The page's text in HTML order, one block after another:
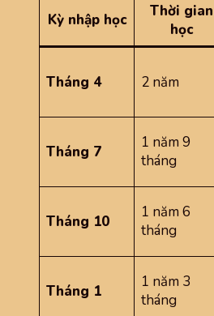
Kỳ nhập học
Thời gian
học
Tháng 4 2 năm
Tháng 7
1 năm 9
tháng
Tháng 10
1 năm 6
tháng
Tháng 1
1 năm 3
tháng